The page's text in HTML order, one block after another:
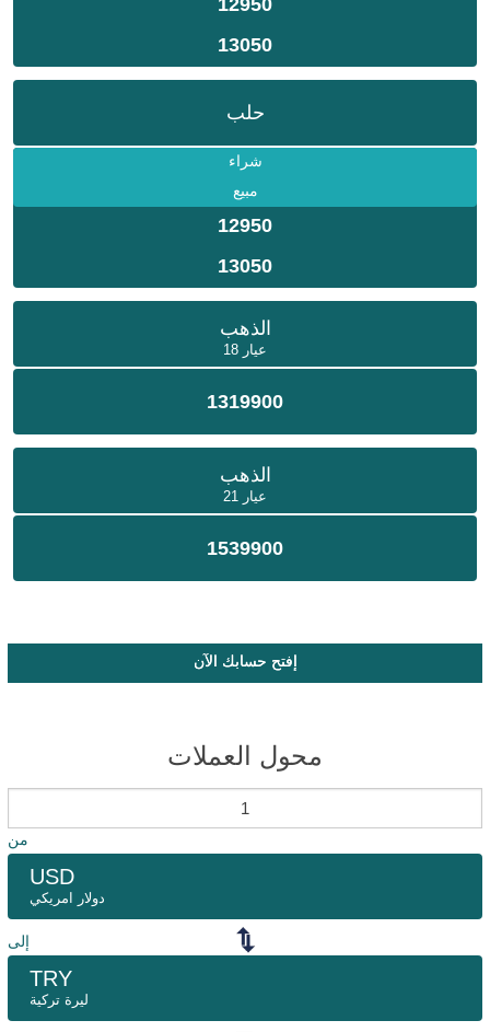
13050
حلب
شراء
مبيع
12950
13050
الذهب
عيار 18
1319900
الذهب
عيار 21
1539900
إفتح حسابك الآن
محول العملات
من
USD
دولار امريكي
إلى
TRY
ليرة تركية